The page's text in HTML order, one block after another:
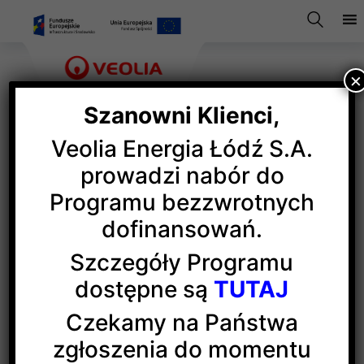
O wadze i potędze zaufania
Przedstawiciele Veolii spotkali się z reprezentantami
Forum Zarządców Nieruchomości Spółdzielczych
w Łodzi, zrzeszającym jej Klientów. Na corocznym
spotkaniu rozmawiano o wadze i potędze zaufania.
Dialog między nami jest kluczowy, dlatego
w dyskusji pojawiły się takie zagadnienia jak: ceny
Szanowni Klienci,
Veolia Energia Łódź S.A.
prowadzi nabór do
Programu bezzwrotnych
dofinansowań.
Szczegóły Programu
dostępne są TUTAJ
Czekamy na Państwa
zgłoszenia do momentu
×